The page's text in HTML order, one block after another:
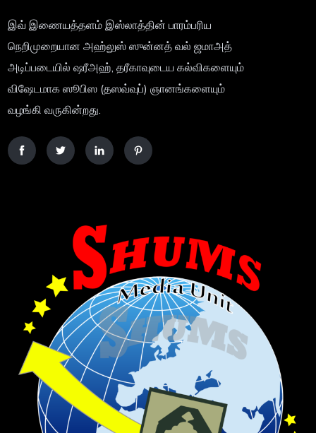
இவ் இணையத்தளம் இஸ்லாத்தின் பாரம்பரிய
நெறிமுறையான அஹ்லுஸ் ஸுன்னத் வல் ஜமாஅத்
அடிப்படையில் ஷரீஅஹ், தரீகாவுடைய கல்விகளையும்
விஷேடமாக ஸூபிஸ (தஸவ்வுப்) ஞானங்களையும்
வழங்கி வருகின்றது.